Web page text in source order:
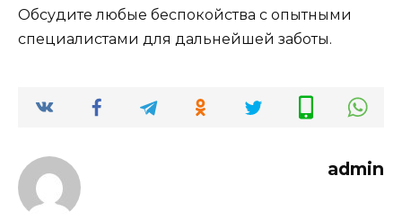
Обсудите любые беспокойства с опытными
специалистами для дальнейшей заботы.
admin